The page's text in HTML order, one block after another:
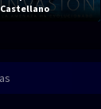
Crimen
Castellano